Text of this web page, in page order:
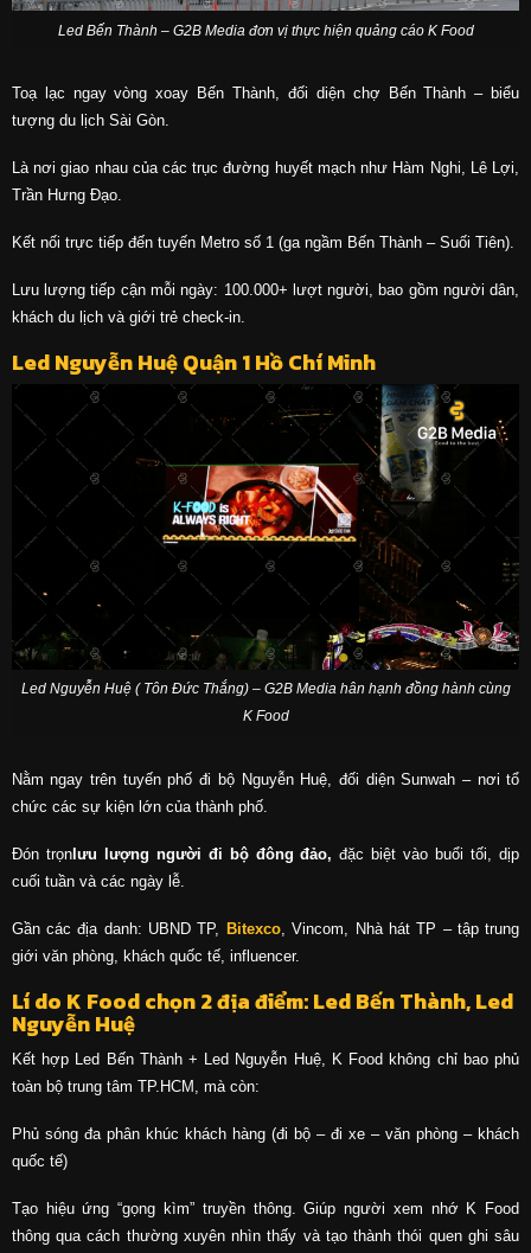
Led Bến Thành – G2B Media đơn vị thực hiện quảng cáo K Food
Toạ lạc ngay vòng xoay Bến Thành, đối diện chợ Bến Thành – biểu
tượng du lịch Sài Gòn.
Là nơi giao nhau của các trục đường huyết mạch như Hàm Nghi, Lê Lợi,
Trần Hưng Đạo.
Kết nối trực tiếp đến tuyến Metro số 1 (ga ngầm Bến Thành – Suối Tiên).
Lưu lượng tiếp cận mỗi ngày: 100.000+ lượt người, bao gồm người dân,
khách du lịch và giới trẻ check-in.
Led Nguyễn Huệ Quận 1 Hồ Chí Minh
Led Nguyễn Huệ ( Tôn Đức Thắng) – G2B Media hân hạnh đồng hành cùng
K Food
Nằm ngay trên tuyến phố đi bộ Nguyễn Huệ, đối diện Sunwah – nơi tổ
chức các sự kiện lớn của thành phố.
Đón trọnlưu lượng người đi bộ đông đảo, đặc biệt vào buổi tối, dịp
cuối tuần và các ngày lễ.
Gần các địa danh: UBND TP, Bitexco, Vincom, Nhà hát TP – tập trung
giới văn phòng, khách quốc tế, influencer.
Lí do K Food chọn 2 địa điểm: Led Bến Thành, Led
Nguyễn Huệ
Kết hợp Led Bến Thành + Led Nguyễn Huệ, K Food không chỉ bao phủ
toàn bộ trung tâm TP.HCM, mà còn:
Phủ sóng đa phân khúc khách hàng (đi bộ – đi xe – văn phòng – khách
quốc tế)
Tạo hiệu ứng “gọng kìm” truyền thông. Giúp người xem nhớ K Food
thông qua cách thường xuyên nhìn thấy và tạo thành thói quen ghi sâu